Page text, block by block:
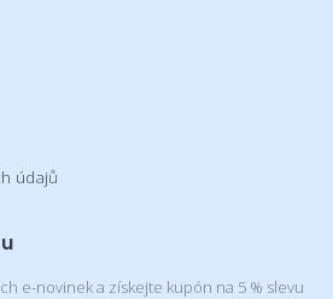
údajů
e-novinek a získejte kupón na 5 % slevu